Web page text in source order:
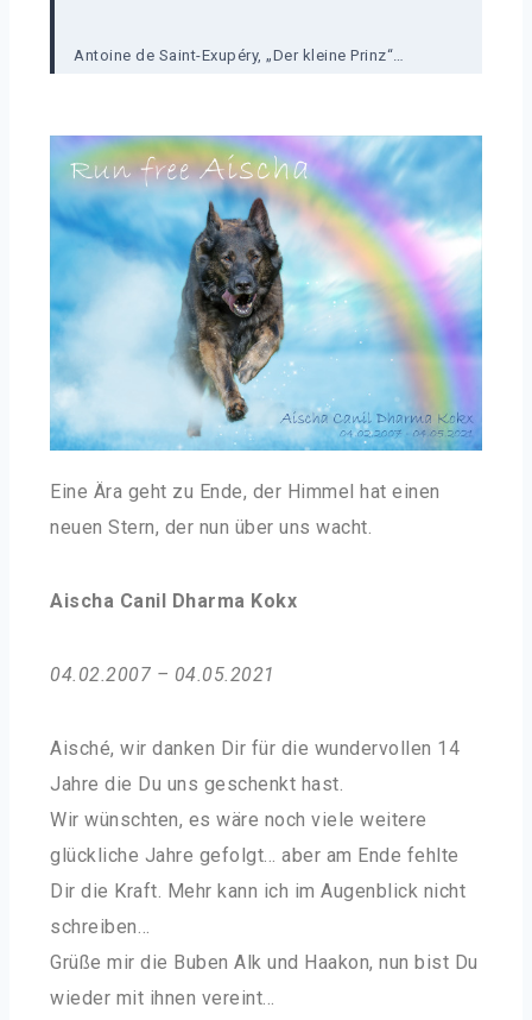
Antoine de Saint-Exupéry, „Der kleine Prinz“…
Eine Ära geht zu Ende, der Himmel hat einen
neuen Stern, der nun über uns wacht.
Aischa Canil Dharma Kokx
04.02.2007 – 04.05.2021
Aisché, wir danken Dir für die wundervollen 14
Jahre die Du uns geschenkt hast.
Wir wünschten, es wäre noch viele weitere
glückliche Jahre gefolgt… aber am Ende fehlte
Dir die Kraft. Mehr kann ich im Augenblick nicht
schreiben…
Grüße mir die Buben Alk und Haakon, nun bist Du
wieder mit ihnen vereint…